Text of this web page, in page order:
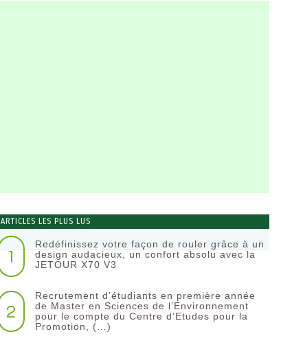
ARTICLES LES PLUS LUS
1
Redéfinissez votre façon de rouler grâce à un
design audacieux, un confort absolu avec la
JETOUR X70 V3
2
Recrutement d’étudiants en première année
de Master en Sciences de l’Environnement
pour le compte du Centre d’Etudes pour la
Promotion, (…)